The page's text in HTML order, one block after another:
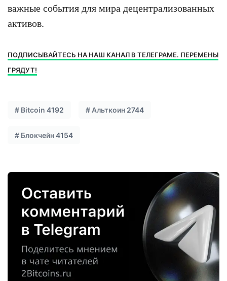
важные события для мира децентрализованных
активов.
ПОДПИСЫВАЙТЕСЬ НА НАШ КАНАЛ В ТЕЛЕГРАМЕ. ПЕРЕМЕНЫ
ГРЯДУТ!
# Bitcoin 4192 # Альткоин 2744
# Блокчейн4154